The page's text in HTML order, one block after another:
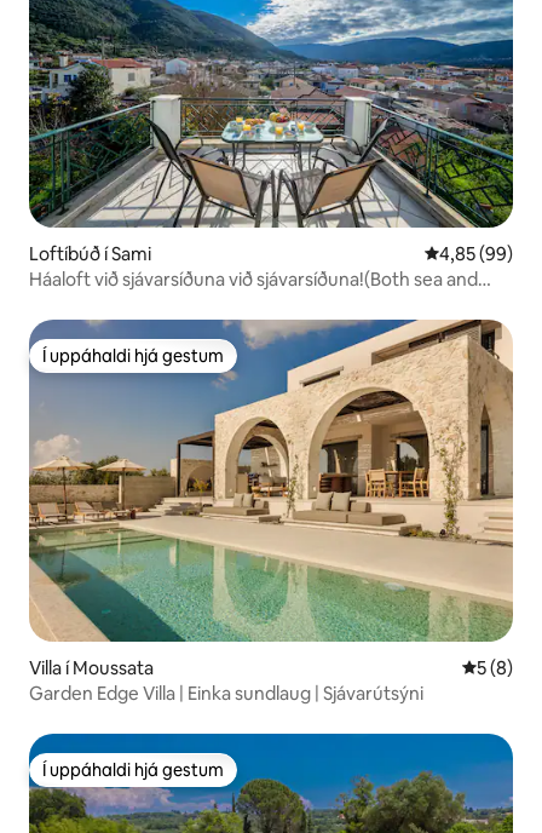
Loftíbúð í Sami 4,85 af 5 í
4,85 (99)
Háaloft við sjávarsíðuna við sjávarsíðuna!(Bοth sea and
Í uppáhaldi hjá gestum
Í uppáhaldi hjá gestum
Villa í Moussata 5 af 5 í
5 (8)
Garden Edge Villa | Einka sundlaug | Sjávarútsýni
Í uppáhaldi hjá gestum
Í uppáhaldi hjá gestum